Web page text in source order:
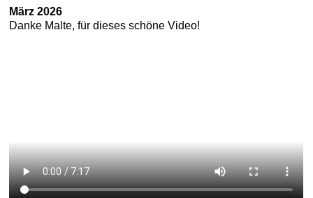
März 2026
Danke Malte, für dieses schöne Video!